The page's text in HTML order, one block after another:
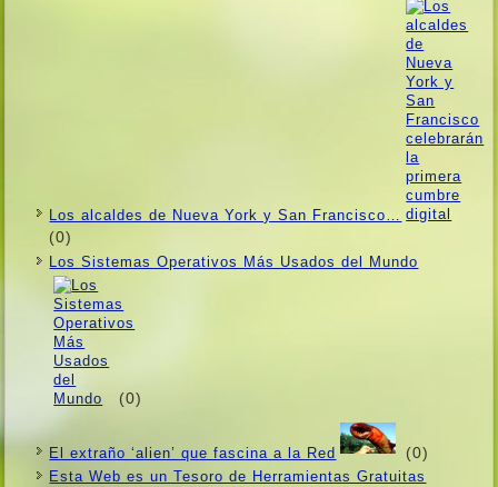
Los alcaldes de Nueva York y San Francisco…
(0)
Los Sistemas Operativos Más Usados ​​del Mundo
(0)
El extraño ‘alien’ que fascina a la Red (0)
Esta Web es un Tesoro de Herramientas Gratuitas